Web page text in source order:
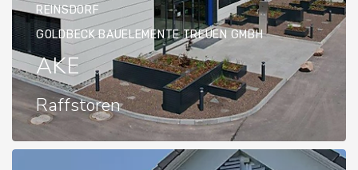
REINSDORF
GOLDBECK BAUELEMENTE TREUEN GMBH
AKE
Raffstoren